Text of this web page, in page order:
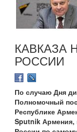
КАВКАЗА
РОССИИ
По случаю Дня
Полномочный
Республике
Sputnik Армения,